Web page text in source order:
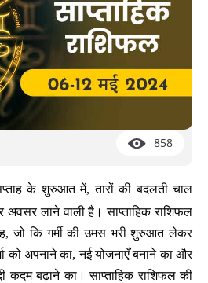
858
के शुरुआत में, तारों की बदलती चाल
लाने वाली है। साप्ताहिक राशिफल
जो कि गर्मी की उमस भरी शुरुआत लेकर
अपनाने का, नई योजनाएँ बनाने का और
कदम बढ़ाने का। साप्ताहिक राशिफल की